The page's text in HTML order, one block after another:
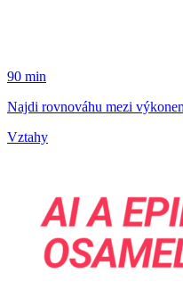
90 min
Najdi rovnováhu mezi
Vztahy